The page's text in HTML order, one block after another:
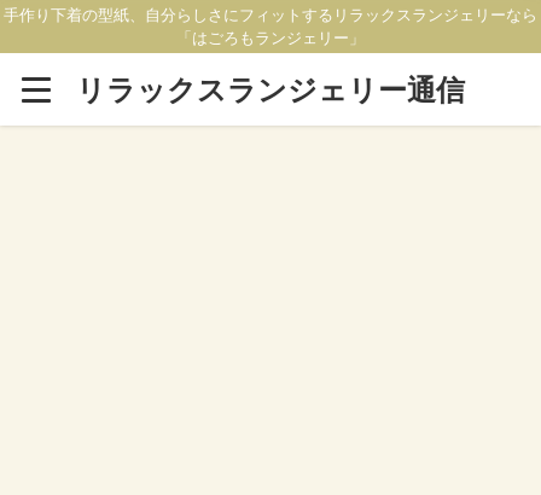
手作り下着の型紙、自分らしさにフィットするリラックスランジェリーなら
「はごろもランジェリー」
リラックスランジェリー通信